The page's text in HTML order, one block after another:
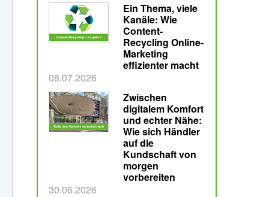
Ein Thema, viele
Kanäle: Wie
Content-
Recycling Online-
Marketing
effizienter macht
Veröffentlicht am
08.07.2026
Zwischen
digitalem Komfort
und echter Nähe:
Wie sich Händler
auf die
Kundschaft von
morgen
vorbereiten
Veröffentlicht am
30.06.2026